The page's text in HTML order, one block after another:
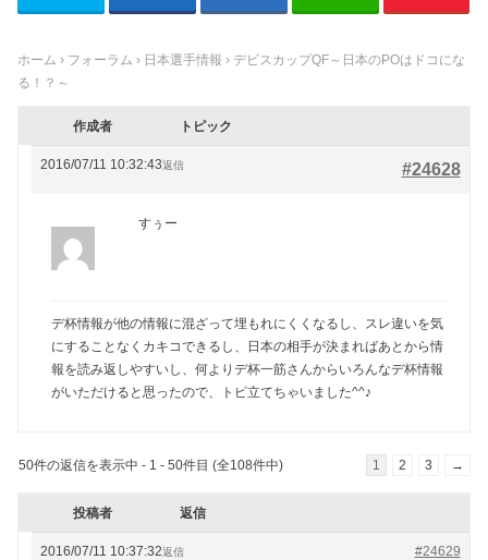
ホーム › フォーラム › 日本選手情報 › デビスカップQF～日本のPOはドコにな
る！？～
作成者 トピック
2016/07/11 10:32:43 #24628
返信
すぅー
デ杯情報が他の情報に混ざって埋もれにくくなるし、スレ違いを気
にすることなくカキコできるし、日本の相手が決まればあとから情
報を読み返しやすいし、何よりデ杯一筋さんからいろんなデ杯情報
がいただけると思ったので、トピ立てちゃいました^^♪
50件の返信を表示中 - 1 - 50件目 (全108件中) 1 2 3 →
投稿者 返信
2016/07/11 10:37:32 #24629
返信